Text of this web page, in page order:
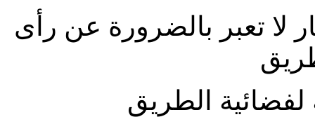
لا تعبر بالضرورة عن رأى
الطريق